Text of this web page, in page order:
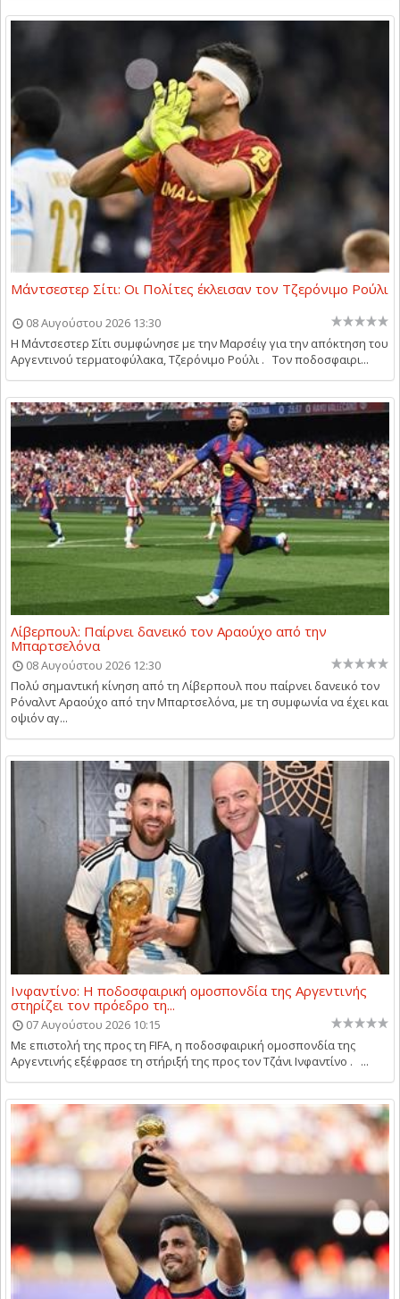
Μάντσεστερ Σίτι: Οι Πολίτες έκλεισαν τον Τζερόνιμο Ρούλι
08 Αυγούστου 2026 13:30
Η Μάντσεστερ Σίτι συμφώνησε με την Μαρσέιγ για την απόκτηση του
Αργεντινού τερματοφύλακα, Τζερόνιμο Ρούλι . Τον ποδοσφαιρι...
Λίβερπουλ: Παίρνει δανεικό τον Αραούχο από την
Μπαρτσελόνα
08 Αυγούστου 2026 12:30
Πολύ σημαντική κίνηση από τη Λίβερπουλ που παίρνει δανεικό τον
Ρόναλντ Αραούχο από την Μπαρτσελόνα, με τη συμφωνία να έχει και
οψιόν αγ...
Ινφαντίνο: Η ποδοσφαιρική ομοσπονδία της Αργεντινής
στηρίζει τον πρόεδρο τη...
07 Αυγούστου 2026 10:15
Με επιστολή της προς τη FIFA, η ποδοσφαιρική ομοσπονδία της
Αργεντινής εξέφρασε τη στήριξή της προς τον Τζάνι Ινφαντίνο . ...